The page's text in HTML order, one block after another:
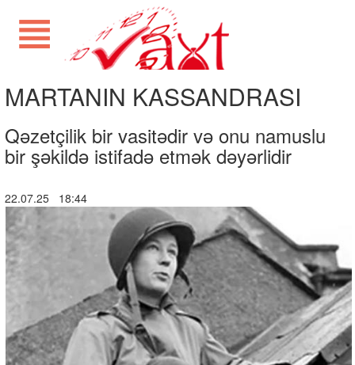
MARTANIN KASSANDRASI
Qəzetçilik bir vasitədir və onu namuslu
bir şəkildə istifadə etmək dəyərlidir
22.07.25 18:44